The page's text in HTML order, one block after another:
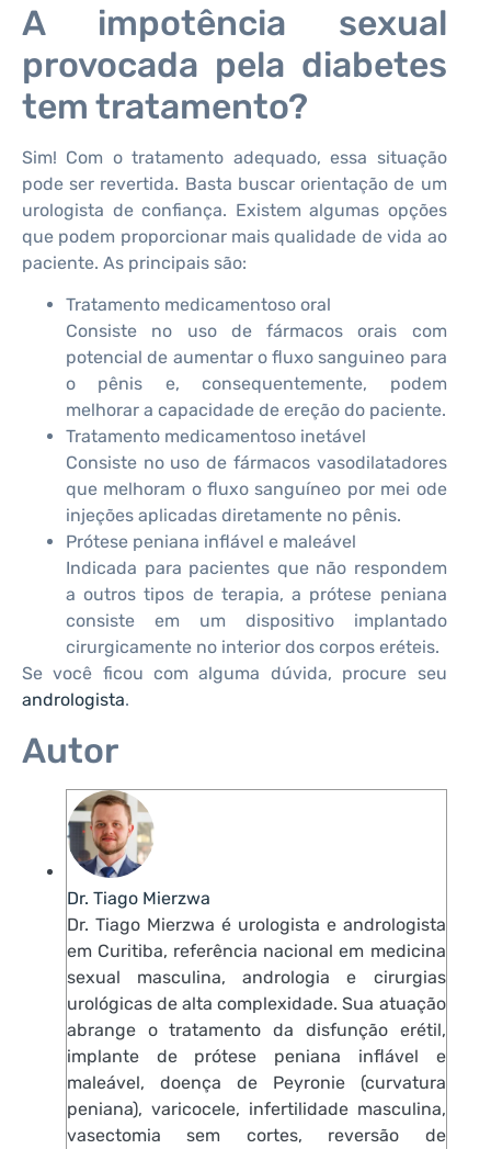
A impotência sexual
provocada pela diabetes
tem tratamento?
Sim! Com o tratamento adequado, essa situação
pode ser revertida. Basta buscar orientação de um
urologista de confiança. Existem algumas opções
que podem proporcionar mais qualidade de vida ao
paciente. As principais são:
Tratamento medicamentoso oral
Consiste no uso de fármacos orais com
potencial de aumentar o fluxo sanguineo para
o pênis e, consequentemente, podem
melhorar a capacidade de ereção do paciente.
Tratamento medicamentoso inetável
Consiste no uso de fármacos vasodilatadores
que melhoram o fluxo sanguíneo por mei ode
injeções aplicadas diretamente no pênis.
Prótese peniana inflável e maleável
Indicada para pacientes que não respondem
a outros tipos de terapia, a prótese peniana
consiste em um dispositivo implantado
cirurgicamente no interior dos corpos eréteis.
Se você ficou com alguma dúvida, procure seu
andrologista.
Autor
Dr. Tiago Mierzwa
Dr. Tiago Mierzwa é urologista e andrologista
em Curitiba, referência nacional em medicina
sexual masculina, andrologia e cirurgias
urológicas de alta complexidade. Sua atuação
abrange o tratamento da disfunção erétil,
implante de prótese peniana inflável e
maleável, doença de Peyronie (curvatura
peniana), varicocele, infertilidade masculina,
vasectomia sem cortes, reversão de